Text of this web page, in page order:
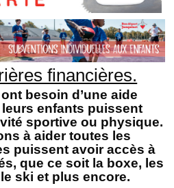
financières.
besoin d’une aide
enfants puissent
sportive ou physique.
à aider toutes les
puissent avoir accès à
que ce soit la boxe, les
ski et plus encore.